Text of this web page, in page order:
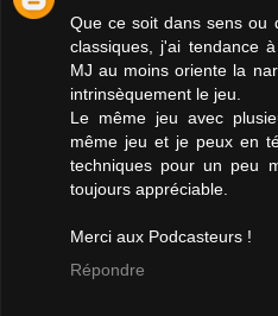
Que ce soit dans sens ou
classiques, j'ai tendance
MJ au moins oriente la
intrinsèquement le jeu.
Le même jeu avec
même jeu et je peux en
techniques pour un peu
toujours appréciable.
Merci aux Podcasteurs !
Répondre